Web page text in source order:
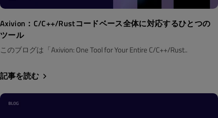
Axivion：C/C++/Rustコードベース全体に対応するひとつの
ツール
このブログは「Axivion: One Tool for Your Entire C/C++/Rust..
記事を読む